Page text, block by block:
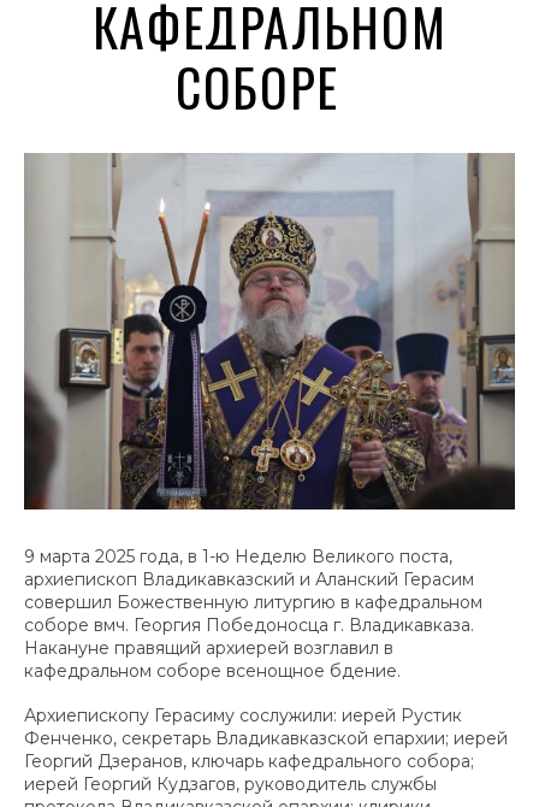
КАФЕДРАЛЬНОМ
СОБОРЕ
9 марта 2025 года, в 1-ю Неделю Великого поста,
архиепископ Владикавказский и Аланский Герасим
совершил Божественную литургию в кафедральном
соборе вмч. Георгия Победоносца г. Владикавказа.
Накануне правящий архиерей возглавил в
кафедральном соборе всенощное бдение.
Архиепископу Герасиму сослужили: иерей Рустик
Фенченко, секретарь Владикавказской епархии; иерей
Георгий Дзеранов, ключарь кафедрального собора;
иерей Георгий Кудзагов, руководитель службы